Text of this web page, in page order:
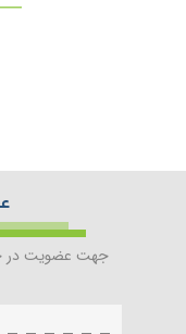
جهت عضویت در